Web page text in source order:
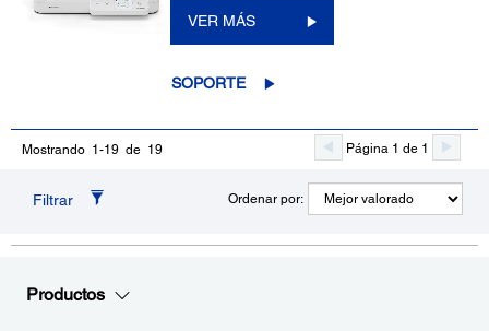
VER MÁS
SOPORTE
Mostrando 1-19 de 19 Página 1 de 1
Filtrar Ordenar por:
Productos